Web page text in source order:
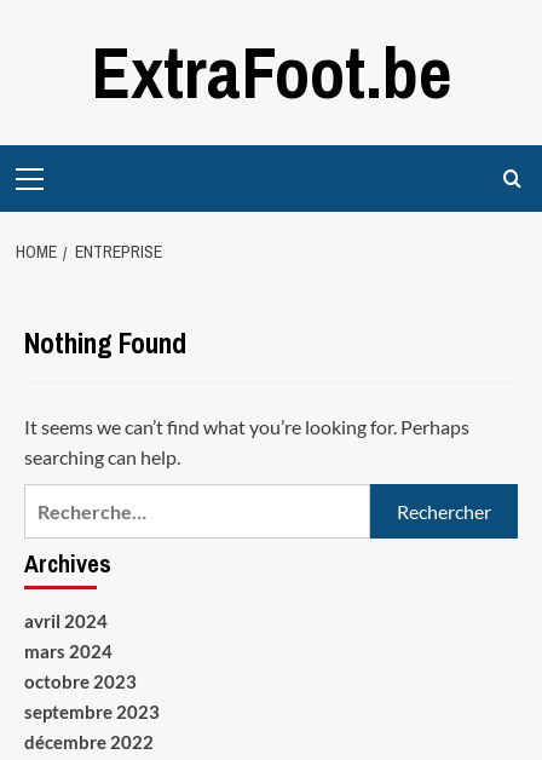
ExtraFoot.be
Menu
HOME ENTREPRISE
Nothing Found
It seems we can’t find what you’re looking for. Perhaps
searching can help.
Archives
avril 2024
mars 2024
octobre 2023
septembre 2023
décembre 2022